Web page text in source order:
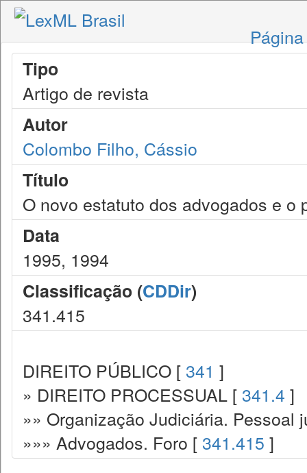
Tipo
Artigo de revista
Autor
Colombo Filho, Cássio
Título
O novo estatuto dos advogados e o
Data
1995, 1994
Classificação (CDDir)
341.415
DIREITO PÚBLICO [ 341 ]
» DIREITO PROCESSUAL [ 341.4 ]
»» Organização Judiciária. Pessoal
»»» Advogados. Foro [ 341.415 ]